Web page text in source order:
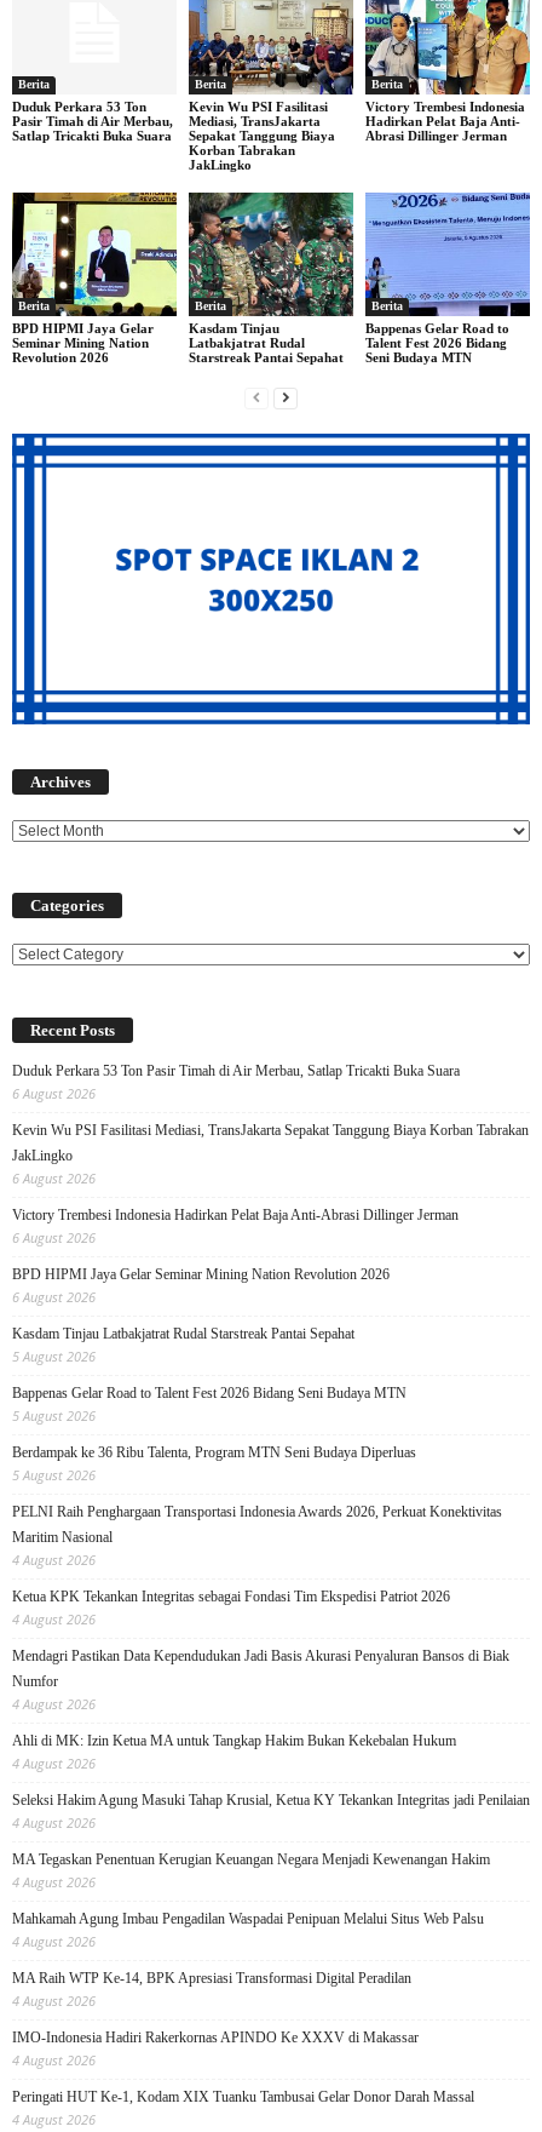
Berita
Duduk Perkara 53 Ton
Pasir Timah di Air Merbau,
Satlap Tricakti Buka Suara
Berita
Kevin Wu PSI Fasilitasi
Mediasi, TransJakarta
Sepakat Tanggung Biaya
Korban Tabrakan
JakLingko
Berita
Victory Trembesi Indonesia
Hadirkan Pelat Baja Anti-
Abrasi Dillinger Jerman
Berita
BPD HIPMI Jaya Gelar
Seminar Mining Nation
Revolution 2026
Berita
Kasdam Tinjau
Latbakjatrat Rudal
Starstreak Pantai Sepahat
Berita
Bappenas Gelar Road to
Talent Fest 2026 Bidang
Seni Budaya MTN
Archives
Categories
Categories
Recent Posts
Duduk Perkara 53 Ton Pasir Timah di Air Merbau, Satlap Tricakti Buka Suara
6 August 2026
Kevin Wu PSI Fasilitasi Mediasi, TransJakarta Sepakat Tanggung Biaya Korban Tabrakan
JakLingko
6 August 2026
Victory Trembesi Indonesia Hadirkan Pelat Baja Anti-Abrasi Dillinger Jerman
6 August 2026
BPD HIPMI Jaya Gelar Seminar Mining Nation Revolution 2026
6 August 2026
Kasdam Tinjau Latbakjatrat Rudal Starstreak Pantai Sepahat
5 August 2026
Bappenas Gelar Road to Talent Fest 2026 Bidang Seni Budaya MTN
5 August 2026
Berdampak ke 36 Ribu Talenta, Program MTN Seni Budaya Diperluas
5 August 2026
PELNI Raih Penghargaan Transportasi Indonesia Awards 2026, Perkuat Konektivitas
Maritim Nasional
4 August 2026
Ketua KPK Tekankan Integritas sebagai Fondasi Tim Ekspedisi Patriot 2026
4 August 2026
Mendagri Pastikan Data Kependudukan Jadi Basis Akurasi Penyaluran Bansos di Biak
Numfor
4 August 2026
Ahli di MK: Izin Ketua MA untuk Tangkap Hakim Bukan Kekebalan Hukum
4 August 2026
Seleksi Hakim Agung Masuki Tahap Krusial, Ketua KY Tekankan Integritas jadi Penilaian
4 August 2026
MA Tegaskan Penentuan Kerugian Keuangan Negara Menjadi Kewenangan Hakim
4 August 2026
Mahkamah Agung Imbau Pengadilan Waspadai Penipuan Melalui Situs Web Palsu
4 August 2026
MA Raih WTP Ke-14, BPK Apresiasi Transformasi Digital Peradilan
4 August 2026
IMO-Indonesia Hadiri Rakerkornas APINDO Ke XXXV di Makassar
4 August 2026
Peringati HUT Ke-1, Kodam XIX Tuanku Tambusai Gelar Donor Darah Massal
4 August 2026